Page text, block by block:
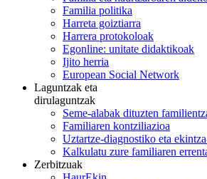
Familia politika
Harreta goiztiarra
Harrera protokoloak
Egonline: unitate didaktikoak
Ijito herria
European Social Network
Laguntzak eta
dirulaguntzak
Seme-alabak dituzten
Familiaren kontziliazioa
Uztartze-diagnostiko eta
Kalkulatu zure familiaren
Zerbitzuak